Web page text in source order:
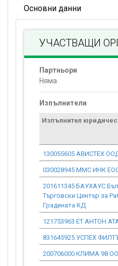
Основни данни
УЧАСТВАЩИ
Партньори
Няма
Изпълнители
Изпълнител
130055605 АВИСТЕХ
030028945 ММС ИНК
201611345 БАУХАУС
Търговски Център за
Градината КД
121753963 ЕТ АНТОН
831645925 УСПЕХ
200706000 КЛИМА 98